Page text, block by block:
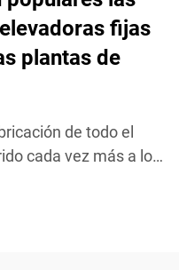
fijas
plantas de
de todo el
cada vez más a los
sus necesidades